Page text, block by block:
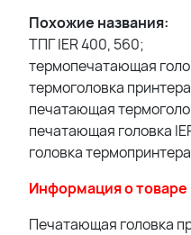
Похожие названия:
ТПГ IER 400, 560;
термопечатающая
термоголовка
печатающая
печатающая головка
головка
Информация о товаре
Печатающая головка